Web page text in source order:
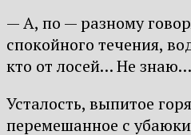
— А, по — разному
спокойного течения,
кто от лосей… Не знаю…
Усталость, выпитое
перемешанное с